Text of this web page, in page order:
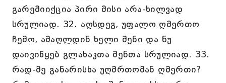
გარემიიქცია პირი მისი არა-ხილვად
სრულიად. 32. აღსდეგ, უფალო ღმერთო
ჩემო, ამაღლდინ ხელი შენი და ნუ
დაივიწყებ გლახაკთა შენთა სრულიად. 33.
რად-მე განარისხა უღმრთომან ღმერთი?